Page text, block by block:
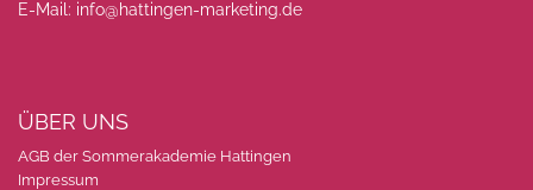
E-Mail: info@hattingen-marketing.de
ÜBER UNS
AGB der Sommerakademie Hattingen
Impressum